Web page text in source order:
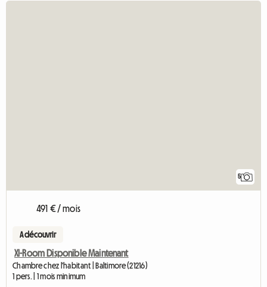
5
491 € / mois
A découvrir
Xl-Room Disponible Maintenant
Chambre chez l'habitant | Baltimore (21216)
1 pers. | 1 mois minimum